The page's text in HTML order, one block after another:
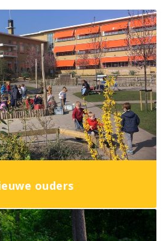
ouders